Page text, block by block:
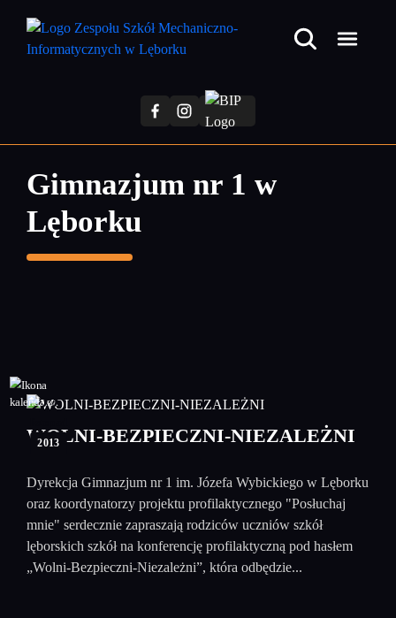
treści
Gimnazjum nr 1 w
Lęborku
22
2013
WOLNI-BEZPIECZNI-NIEZALEŻNI
Dyrekcja Gimnazjum nr 1 im. Józefa Wybickiego w Lęborku
oraz koordynatorzy projektu profilaktycznego "Posłuchaj
mnie" serdecznie zapraszają rodziców uczniów szkół
lęborskich szkół na konferencję profilaktyczną pod hasłem
„Wolni-Bezpieczni-Niezależni”, która odbędzie...